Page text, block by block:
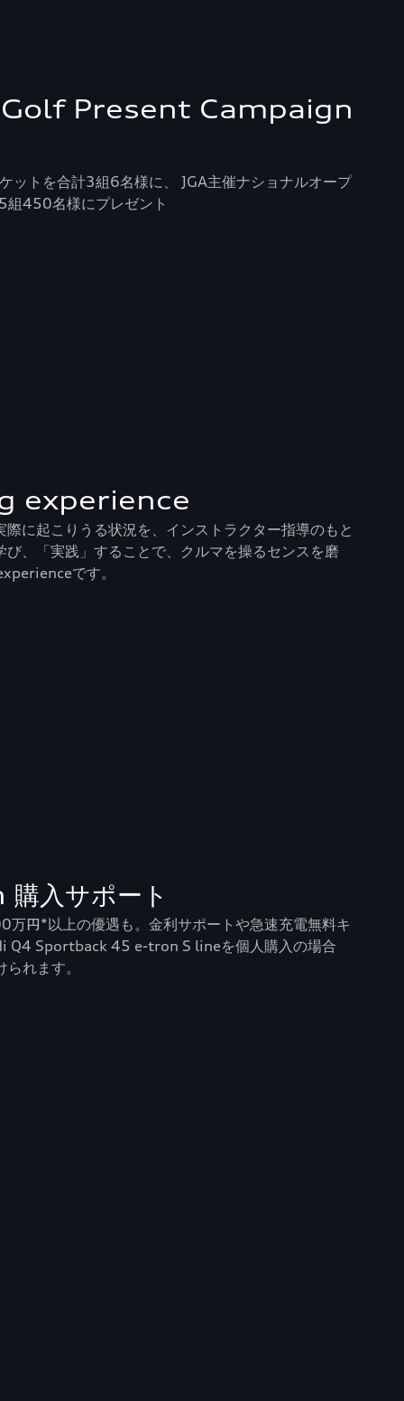
Present Campaign
ットを合計3組6名様に、 JGA主催ナショナルオープ
450名様にプレゼント
experience
に起こりうる状況を、インストラクター指導のもと
、「実践」することで、クルマを操るセンスを磨
です。
入サポート
円*以上の優遇も。金利サポートや急速充電無料キ
Q4 Sportback 45 e-tron S lineを個人購入の場合
れます。